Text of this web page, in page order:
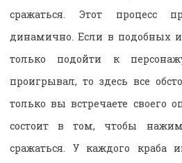
сражаться. Этот процесс
динамично. Если в подобных
только подойти к
проигрывал, то здесь все
только вы встречаете своего
состоит в том, чтобы
сражаться. У каждого краба